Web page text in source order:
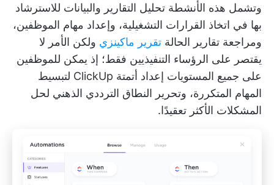
وتشمل هذه الأنشطة تحليل التقارير والبيانات للاسترشاد
بها في اتخاذ القرارات التشغيلية، وإعداد مهام الموظفين،
ومراجعة تقارير الحالة تقرير ماكينزي ولكن الأمر لا
يقتصر على الرؤساء التنفيذيين فقط؛ إذ يمكن للموظفين
على جميع المستويات إعداد أتمتة ClickUp
لتبسيط
المهام المتكررة، وتحرير النطاق الترددي الذهني لحل
المشكلات الأكثر تعقيدًا.